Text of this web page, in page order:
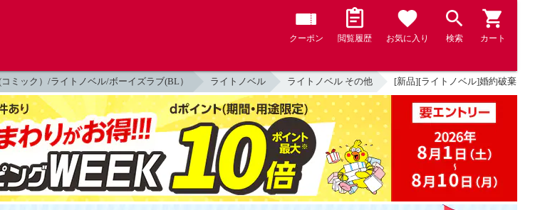
クーポン 閲覧履歴 お気に入り 検索 カート
ミック）/ライトノベル/ボーイズラブ(BL） ライトノベル ライトノベル その他 [新品][ライトノベル]婚約破棄され